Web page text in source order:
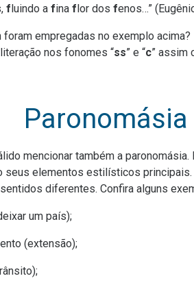
f luindo a fina f lor dos fenos…”
empregadas no exemplo
nos fonomes “ss” e “c” assim
Paronomásia
mencionar também a
seus elementos estilísticos
diferentes. Confira alguns
um país);
(extensão);